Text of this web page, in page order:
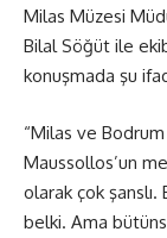
Milas Müzesi
Bilal Söğüt ile
konuşmada şu
“Milas ve Bodrum
Maussollos’un
olarak çok şanslı.
belki. Ama